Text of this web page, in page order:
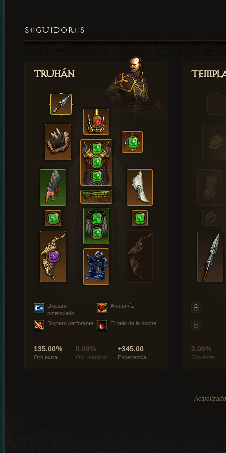
SEGUIDORES
Truhán
Disparo
potenciado
Anatomía
Disparo perforante El Velo de la noche
135.00%
Oro extra
0.00%
Obj. mágicos
+345.00
Experiencia
0.00%
Oro extra